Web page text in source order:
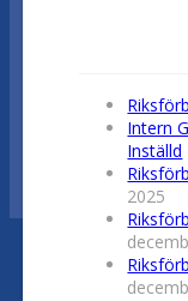
Intern
Inställd
2025